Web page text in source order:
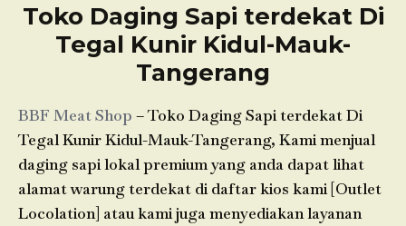
Toko Daging Sapi terdekat Di
Tegal Kunir Kidul-Mauk-
Tangerang
BBF Meat Shop – Toko Daging Sapi terdekat Di
Tegal Kunir Kidul-Mauk-Tangerang, Kami menjual
daging sapi lokal premium yang anda dapat lihat
alamat warung terdekat di daftar kios kami [Outlet
Locolation] atau kami juga menyediakan layanan